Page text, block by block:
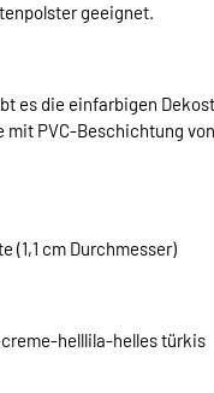
geeignet.
es die einfarbigen
mit PVC-Beschichtung
(1,1 cm Durchmesser)
helllila-helles türkis